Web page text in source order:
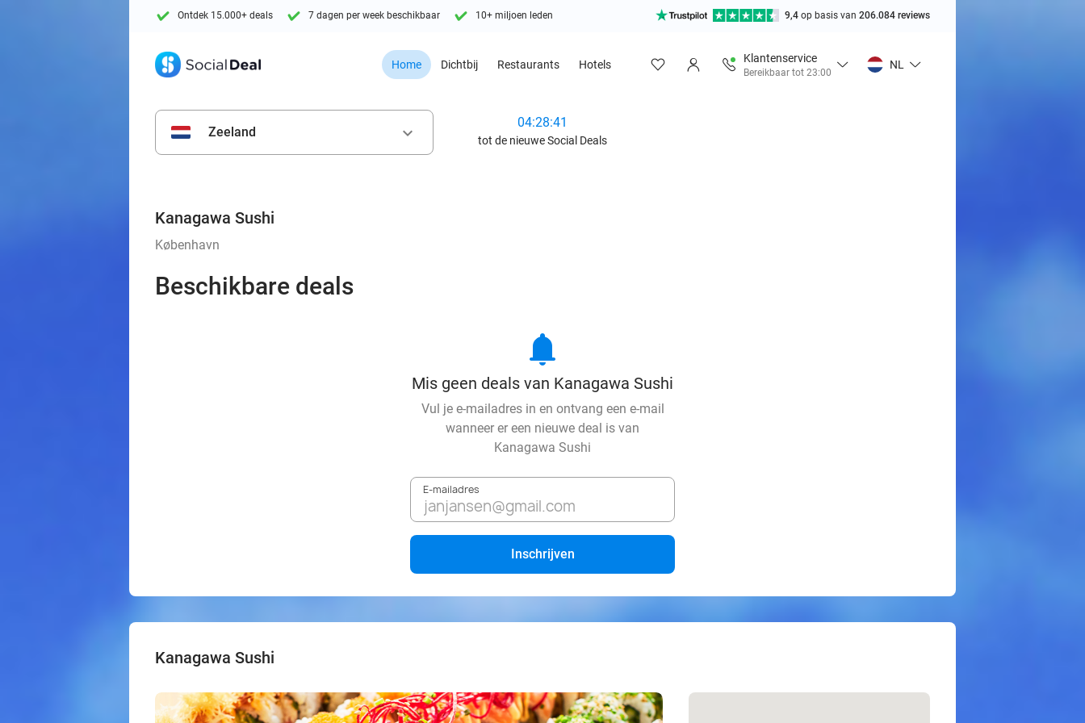
Ontdek 15.000+ deals 7 dagen per week beschikbaar 10+ miljoen leden 9,4 op basis van 206.084 reviews
Home Dichtbij Restaurants Hotels
Klantenservice
Bereikbaar tot 23:00
NL
Zeeland keyboard_arrow_down
04:28:39
tot de nieuwe Social Deals
Kanagawa Sushi
København
Beschikbare deals
notifications
Mis geen deals van Kanagawa Sushi
Vul je e-mailadres in en ontvang een e-mail
wanneer er een nieuwe deal is van
Kanagawa Sushi
E-mailadres
Inschrijven
Kanagawa Sushi